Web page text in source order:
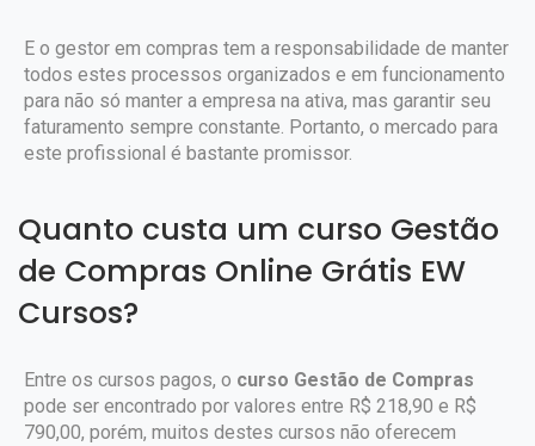
E o gestor em compras tem a responsabilidade de manter
todos estes processos organizados e em funcionamento
para não só manter a empresa na ativa, mas garantir seu
faturamento sempre constante. Portanto, o mercado para
este profissional é bastante promissor.
Quanto custa um curso Gestão
de Compras Online Grátis EW
Cursos?
Entre os cursos pagos, o curso Gestão de Compras
pode ser encontrado por valores entre R$ 218,90 e R$
790,00, porém, muitos destes cursos não oferecem